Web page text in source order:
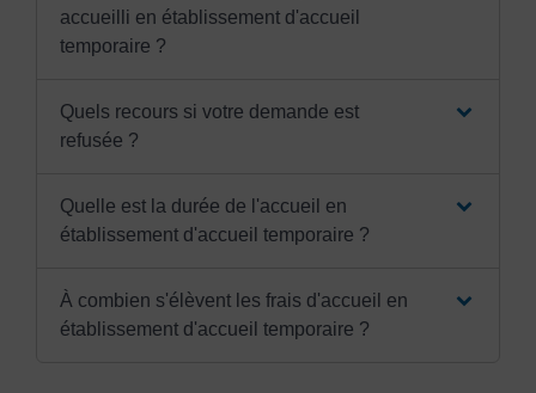
accueilli en établissement d'accueil
temporaire ?
Quels recours si votre demande est
refusée ?
Quelle est la durée de l'accueil en
établissement d'accueil temporaire ?
À combien s'élèvent les frais d'accueil en
établissement d'accueil temporaire ?